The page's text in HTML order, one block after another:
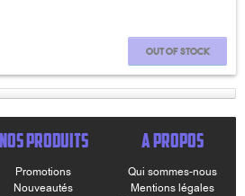
Out of stock
NOS PRODUITS
Promotions
Nouveautés
A PROPOS
Qui sommes-nous
Mentions légales